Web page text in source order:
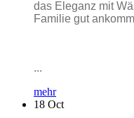
das Eleganz mit
Familie gut
...
mehr
18 Oct